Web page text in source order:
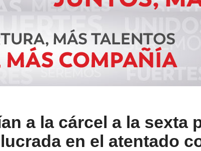
a la cárcel a la sexta
en el atentado